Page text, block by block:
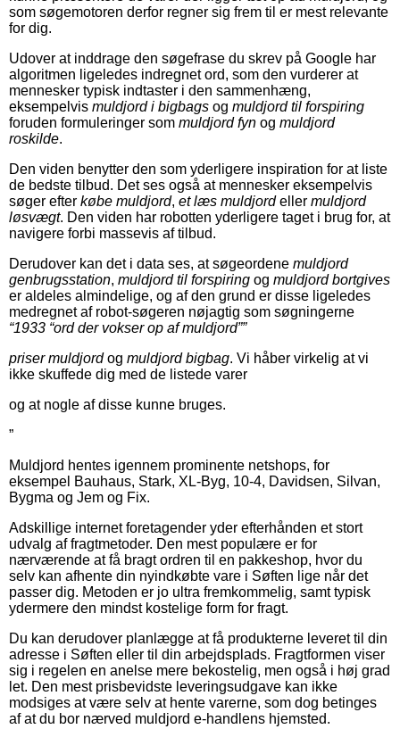
som søgemotoren derfor regner sig frem til er mest relevante
for dig.
Udover at inddrage den søgefrase du skrev på Google har
algoritmen ligeledes indregnet ord, som den vurderer at
mennesker typisk indtaster i den sammenhæng,
eksempelvis muldjord i bigbags og muldjord til forspiring
foruden formuleringer som muldjord fyn og muldjord
roskilde.
Den viden benytter den som yderligere inspiration for at liste
de bedste tilbud. Det ses også at mennesker eksempelvis
søger efter købe muldjord, et læs muldjordeller muldjord
løsvægt. Den viden har robotten yderligere taget i brug for, at
navigere forbi massevis af tilbud.
Derudover kan det i data ses, at søgeordene muldjord
genbrugsstation, muldjord til forspiring og muldjord bortgives
er aldeles almindelige, og af den grund er disse ligeledes
medregnet af robot-søgeren nøjagtig som søgningerne
“1933 “ord der vokser op af muldjord””
priser muldjordog muldjord bigbag. Vi håber virkelig at vi
ikke skuffede dig med de listede varer
og at nogle af disse kunne bruges.
”
Muldjord hentes igennem prominente netshops, for
eksempel Bauhaus, Stark, XL-Byg, 10-4, Davidsen, Silvan,
Bygma og Jem og Fix.
Adskillige internet foretagender yder efterhånden et stort
udvalg af fragtmetoder. Den mest populære er for
nærværende at få bragt ordren til en pakkeshop, hvor du
selv kan afhente din nyindkøbte vare i Søften lige når det
passer dig. Metoden er jo ultra fremkommelig, samt typisk
ydermere den mindst kostelige form for fragt.
Du kan derudover planlægge at få produkterne leveret til din
adresse i Søften eller til din arbejdsplads. Fragtformen viser
sig i regelen en anelse mere bekostelig, men også i høj grad
let. Den mest prisbevidste leveringsudgave kan ikke
modsiges at være selv at hente varerne, som dog betinges
af at du bor nærved muldjord e-handlens hjemsted.